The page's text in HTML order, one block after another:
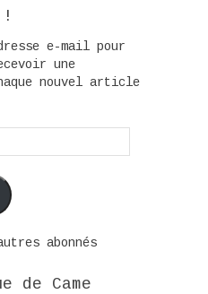
!
e-mail pour
une
nouvel article
abonnés
de Came